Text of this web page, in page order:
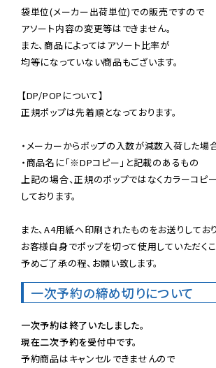
袋単位(メーカー出荷単位)での販売ですので
アソート内容の変更等はできません。
また、商品によってはアソート比率が
均等になっていない商品もございます。
【DP/POPについて】
正規ポップは先着順となっております。
・メーカーからポップの入数が減数入荷した場
・商品名に「※DPコピー」と記載のあるもの
上記の場合、正規のポップではなくカラーコピ
しております。
また、A4用紙へ印刷されたものをお送りしてお
お客様自身でポップを切って使用していただくこ
予めご了承の程、お願い致します。
一次予約の締め切りについて
一次予約は終了いたしました。
現在二次予約を受付中です。
予約商品はキャンセルできませんので